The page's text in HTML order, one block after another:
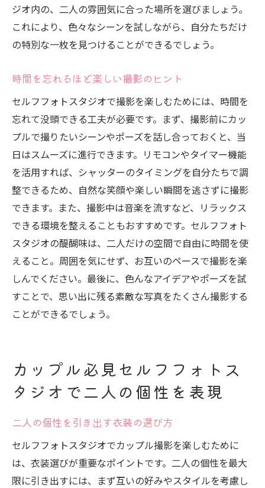
カップルで楽しむセルフフォトスタジオの自由
さと魅力
撮影プランの立て方と実行方法
カップルでの撮影をより楽しくする工夫
二人の関係性を深める撮影体験
セルフフォトスタジオでの新しい挑戦
二人の大切な時間を写真に残す意義
ジオ内の、二人の雰囲気に合った場所を選びましょう。
これにより、色々なシーンを試しながら、自分たちだけ
の特別な一枚を見つけることができるでしょう。
時間を忘れるほど楽しい撮影のヒント
セルフフォトスタジオで撮影を楽しむためには、時間を
忘れて没頭できる工夫が必要です。まず、撮影前にカッ
プルで撮りたいシーンやポーズを話し合っておくと、当
日はスムーズに進行できます。リモコンやタイマー機能
を活用すれば、シャッターのタイミングを自分たちで調
整できるため、自然な笑顔や楽しい瞬間を逃さずに撮影
できます。また、撮影中は音楽を流すなど、リラックス
できる環境を整えることもおすすめです。セルフフォト
スタジオの醍醐味は、二人だけの空間で自由に時間を使
えること。周囲を気にせず、お互いのペースで撮影を楽
しんでください。最後に、色んなアイデアやポーズを試
すことで、思い出に残る素敵な写真をたくさん撮影する
ことができるでしょう。
カップル必見セルフフォトス
タジオで二人の個性を表現
二人の個性を引き出す衣装の選び方
セルフフォトスタジオでカップル撮影を楽しむために
は、衣装選びが重要なポイントです。二人の個性を最大
限に引き出すには、まず互いの好みやスタイルを考慮し